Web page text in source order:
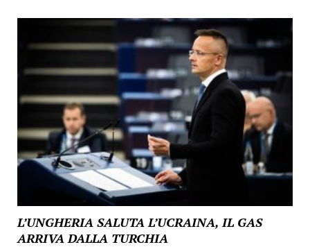
L’UNGHERIA SALUTA L’UCRAINA, IL GAS
ARRIVA DALLA TURCHIA